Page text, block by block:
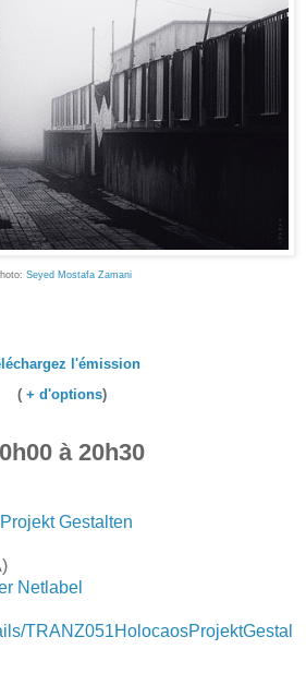
Seyed Mostafa Zamani
l'émission
( + d'options)
à 20h30
Projekt Gestalten
Netlabel
TRANZ051HolocaosProjektGestal